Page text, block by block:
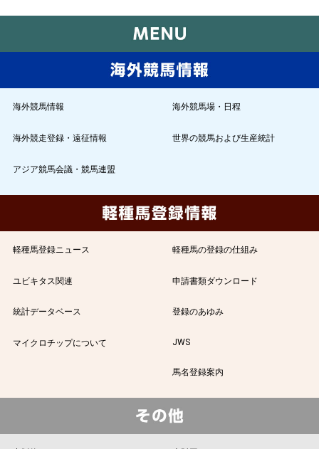
海外競馬情報 海外競馬場・日程
海外競走登録・遠征情報 世界の競馬および生産統計
アジア競馬会議・競馬連盟
軽種馬登録ニュース 軽種馬の登録の仕組み
ユビキタス関連 申請書類ダウンロード
統計データベース 登録のあゆみ
マイクロチップについて JWS
馬名登録案内